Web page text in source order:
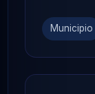
Municipio